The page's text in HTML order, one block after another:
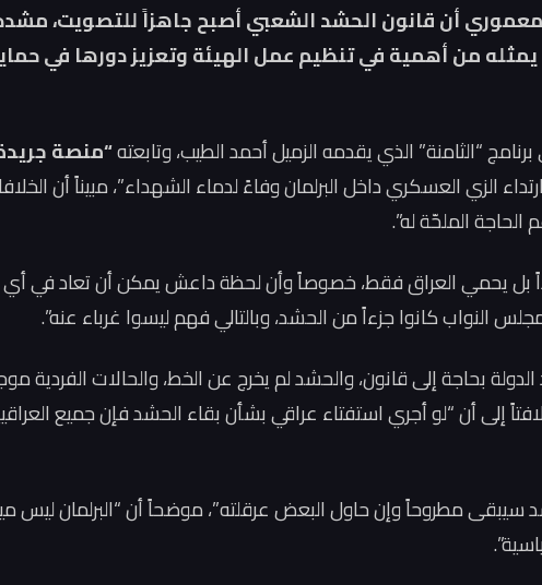
أن قانون الحشد الشعبي أصبح جاهزاً للتصويت،
يمثله من أهمية في تنظيم عمل الهيئة وتعزيز دورها في
“الثامنة” الذي يقدمه الزميل أحمد الطيب، وتابعته“منصة
الزي العسكري داخل البرلمان وفاءً لدماء الشهداء”، مبيناً أن
الحاجة الملحّة له”.
بل يحمي العراق فقط، خصوصاً وأن لحظة داعش يمكن أن تعاد في أي
النواب كانوا جزءاً من الحشد، وبالتالي فهم ليسوا غرباء عنه”.
بحاجة إلى قانون، والحشد لم يخرج عن الخط، والحالات الفردية
إلى أن “لو أجري استفتاء عراقي بشأن بقاء الحشد فإن جميع
سيبقى مطروحاً وإن حاول البعض عرقلته”، موضحاً أن “البرلمان ليس